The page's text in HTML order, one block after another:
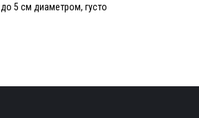
5 см диаметром, густо